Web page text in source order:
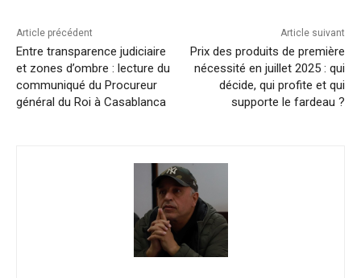
Article précédent
Entre transparence judiciaire
et zones d’ombre : lecture du
communiqué du Procureur
général du Roi à Casablanca
Article suivant
Prix des produits de première
nécessité en juillet 2025 : qui
décide, qui profite et qui
supporte le fardeau ?